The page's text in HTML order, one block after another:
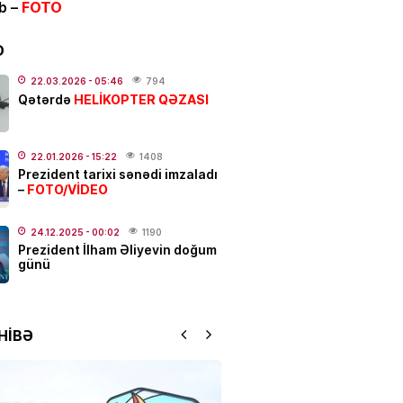
- 00:12
Ad günü keçirilən generalın
oldu
sabiq nazir vəfat
– FOTO
22.03.2026 - 05:46 794
Qətərdə HELİKOPTER QƏZASI
22.01.2026 - 15:22 1408
Prezident tarixi sənədi imzaladı
– FOTO/VİDEO
24.12.2025 - 00:02 1190
Prezident İlham Əliyevin doğum
günü